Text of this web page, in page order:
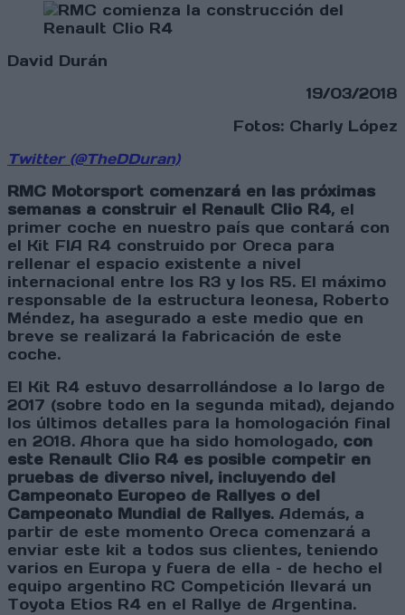
David Durán
19/03/2018
Fotos: Charly López
Twitter (@TheDDuran)
RMC Motorsport comenzará en las próximas
semanas a construir el Renault Clio R4, el
primer coche en nuestro país que contará con
el Kit FIA R4 construido por Oreca para
rellenar el espacio existente a nivel
internacional entre los R3 y los R5. El máximo
responsable de la estructura leonesa, Roberto
Méndez, ha asegurado a este medio que en
breve se realizará la fabricación de este
coche.
El Kit R4 estuvo desarrollándose a lo largo de
2017 (sobre todo en la segunda mitad), dejando
los últimos detalles para la homologación final
en 2018. Ahora que ha sido homologado, con
este Renault Clio R4 es posible competir en
pruebas de diverso nivel, incluyendo del
Campeonato Europeo de Rallyes o del
Campeonato Mundial de Rallyes. Además, a
partir de este momento Oreca comenzará a
enviar este kit a todos sus clientes, teniendo
varios en Europa y fuera de ella – de hecho el
equipo argentino RC Competición llevará un
Toyota Etios R4 en el Rallye de Argentina.